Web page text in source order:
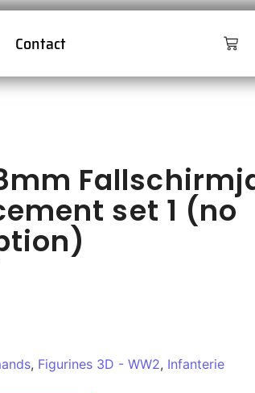
Contact
set 1 (no
, Figurines 3D - WW2, Infanterie